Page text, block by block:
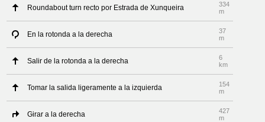
Roundabout turn recto por Estrada de Xunqueira
334
m
En la rotonda a la derecha
37
m
Salir de la rotonda a la derecha
6
km
Tomar la salida ligeramente a la izquierda
154
m
Girar a la derecha
427
m